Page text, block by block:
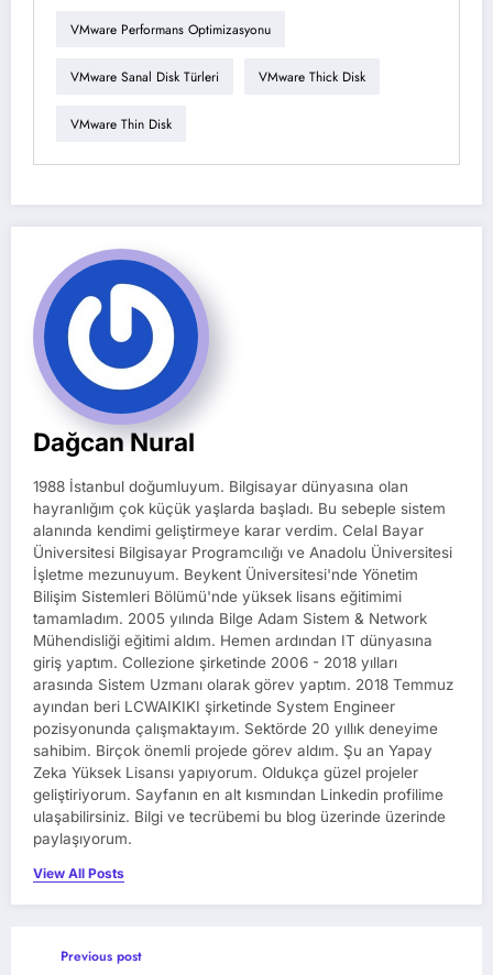
VMware Performans Optimizasyonu
VMware Sanal Disk Türleri VMware Thick Disk
VMware Thin Disk
Dağcan Nural
1988 İstanbul doğumluyum. Bilgisayar dünyasına olan
hayranlığım çok küçük yaşlarda başladı. Bu sebeple sistem
alanında kendimi geliştirmeye karar verdim. Celal Bayar
Üniversitesi Bilgisayar Programcılığı ve Anadolu Üniversitesi
İşletme mezunuyum. Beykent Üniversitesi'nde Yönetim
Bilişim Sistemleri Bölümü'nde yüksek lisans eğitimimi
tamamladım. 2005 yılında Bilge Adam Sistem & Network
Mühendisliği eğitimi aldım. Hemen ardından IT dünyasına
giriş yaptım. Collezione şirketinde 2006 - 2018 yılları
arasında Sistem Uzmanı olarak görev yaptım. 2018 Temmuz
ayından beri LCWAIKIKI şirketinde System Engineer
pozisyonunda çalışmaktayım. Sektörde 20 yıllık deneyime
sahibim. Birçok önemli projede görev aldım. Şu an Yapay
Zeka Yüksek Lisansı yapıyorum. Oldukça güzel projeler
geliştiriyorum. Sayfanın en alt kısmından Linkedin profilime
ulaşabilirsiniz. Bilgi ve tecrübemi bu blog üzerinde üzerinde
paylaşıyorum.
View All Posts
Previous post